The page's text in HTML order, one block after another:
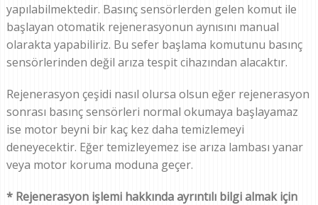
yapılabilmektedir. Basınç sensörlerden gelen komut ile
başlayan otomatik rejenerasyonun aynısını manual
olarakta yapabiliriz. Bu sefer başlama komutunu basınç
sensörlerinden değil arıza tespit cihazından alacaktır.
Rejenerasyon çeşidi nasıl olursa olsun eğer rejenerasyon
sonrası basınç sensörleri normal okumaya başlayamaz
ise motor beyni bir kaç kez daha temizlemeyi
deneyecektir. Eğer temizleyemez ise arıza lambası yanar
veya motor koruma moduna geçer.
* Rejenerasyon işlemi hakkında ayrıntılı bilgi almak için